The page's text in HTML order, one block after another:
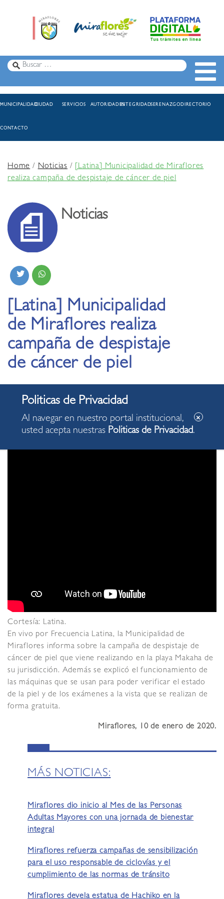
MUNICIPALIDADCIUDAD SERVICIOS AUTORIDADESINTEGRIDADSERENAZGODIRECTORIO
CONTACTO
Home/Noticias /
[Latina] Municipalidad de Miraflores
realiza campaña de despistaje de cáncer de piel
Noticias
[Latina] Municipalidad
de Miraflores realiza
campaña de despistaje
de cáncer de piel
10.01.2020
Cortesía: Latina.
En vivo por Frecuencia Latina, la Municipalidad de
Miraflores informa sobre la campaña de despistaje de
cáncer de piel que viene realizando en la playa Makaha de
su jurisdicción. Además se explicó el funcionamiento de
las máquinas que se usan para poder verificar el estado
de la piel y de los exámenes a la vista que se realizan de
forma gratuita.
Miraflores, 10 de enero de 2020.
MÁS NOTICIAS:
Miraflores dio inicio al Mes de las Personas
Adultas Mayores con una jornada de bienestar
integral
Miraflores refuerza campañas de sensibilización
para el uso responsable de ciclovías y el
cumplimiento de las normas de tránsito
Miraflores devela estatua de Hachiko en la
Al navegar en nuestro portal institucional,
usted acepta nuestras Politicas de Privacidad.